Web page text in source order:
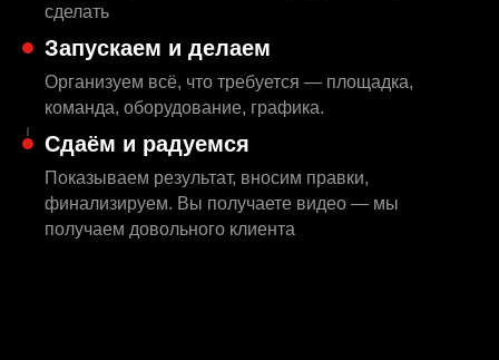
сделать
Запускаем и делаем
Организуем всё, что требуется — площадка,
команда, оборудование, графика.
Сдаём и радуемся
Показываем результат, вносим правки,
финализируем. Вы получаете видео — мы
получаем довольного клиента